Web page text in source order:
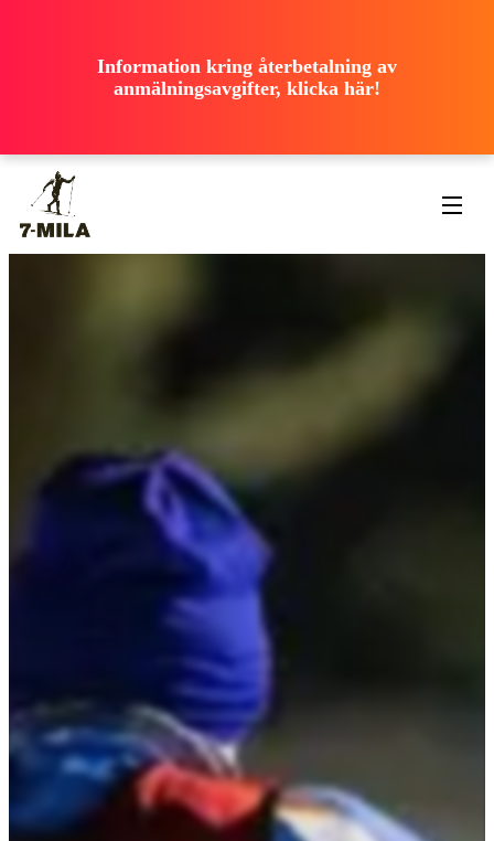
ooooooooooo
ooooooooooo
Information kring återbetalning av
anmälningsavgifter, klicka här!